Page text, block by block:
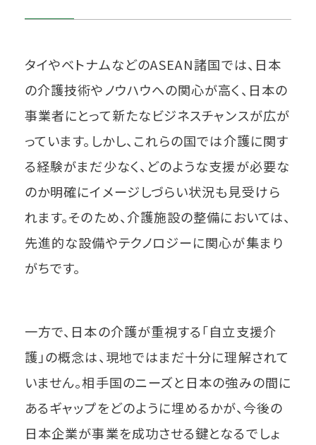
タイやベトナムなどのASEAN諸国では、日本
の介護技術やノウハウへの関心が高く、日本の
事業者にとって新たなビジネスチャンスが広が
っています。しかし、これらの国では介護に関す
る経験がまだ少なく、どのような支援が必要な
のか明確にイメージしづらい状況も見受けら
れます。そのため、介護施設の整備においては、
先進的な設備やテクノロジーに関心が集まり
がちです。
一方で、日本の介護が重視する「自立支援介
護」の概念は、現地ではまだ十分に理解されて
いません。相手国のニーズと日本の強みの間に
あるギャップをどのように埋めるかが、今後の
日本企業が事業を成功させる鍵となるでしょ